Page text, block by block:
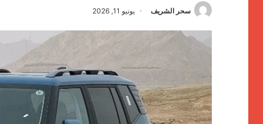
سحر الشريف يونيو 11, 2026